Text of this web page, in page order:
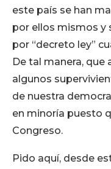
este país se han
por ellos mismos y
por “decreto ley”
De tal manera, que
algunos
de nuestra
en minoría puesto
Congreso.
Pido aquí, desde